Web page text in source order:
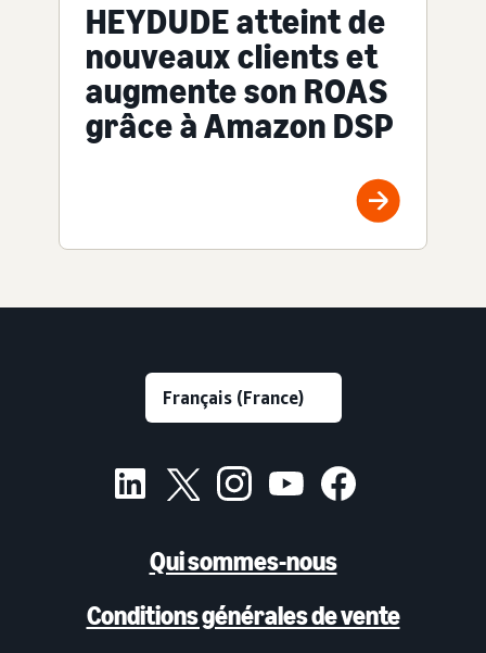
HEYDUDE atteint de
nouveaux clients et
augmente son ROAS
grâce à Amazon DSP
Qui sommes-nous
Conditions générales de vente